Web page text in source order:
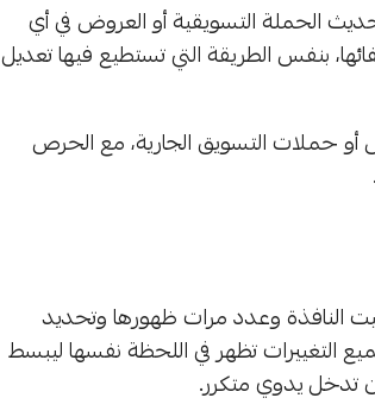
الحملة التسويقية أو العروض في أي
بنفس الطريقة التي تستطيع فيها تعديل
حملات التسويق الجارية، مع الحرص
النافذة وعدد مرات ظهورها وتحديد
التغييرات تظهر في اللحظة نفسها ليبسط
تدخل يدوي متكرر.